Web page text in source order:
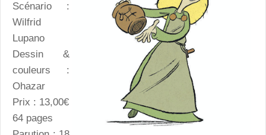
Scénario :
Wilfrid
Lupano
Dessin &
couleurs :
Ohazar
Prix : 13,00€
64 pages